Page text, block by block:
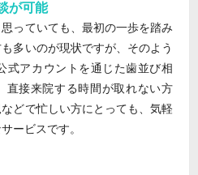
が可能
っていても、最初の一歩を踏み
多いのが現状ですが、そのよう
式アカウントを通じた歯並び相
直接来院する時間が取れない方
どで忙しい方にとっても、気軽
ービスです。